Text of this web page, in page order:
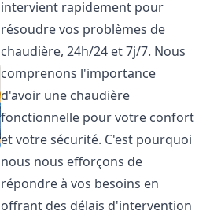
intervient rapidement pour
résoudre vos problèmes de
chaudière, 24h/24 et 7j/7. Nous
comprenons l'importance
d'avoir une chaudière
fonctionnelle pour votre confort
et votre sécurité. C'est pourquoi
nous nous efforçons de
répondre à vos besoins en
offrant des délais d'intervention